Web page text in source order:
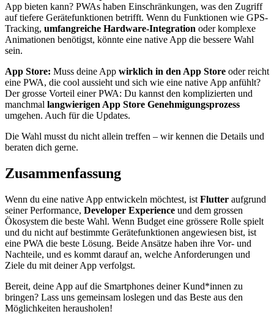
App bieten kann? PWAs haben Einschränkungen, was den Zugriff
auf tiefere Gerätefunktionen betrifft. Wenn du Funktionen wie GPS-
Tracking, umfangreiche Hardware-Integration oder komplexe
Animationen benötigst, könnte eine native App die bessere Wahl
sein.
App Store: Muss deine App wirklich in den App Store oder reicht
eine PWA, die cool aussieht und sich wie eine native App anfühlt?
Der grosse Vorteil einer PWA: Du kannst den komplizierten und
manchmal langwierigen App Store Genehmigungsprozess
umgehen. Auch für die Updates.
Die Wahl musst du nicht allein treffen – wir kennen die Details und
beraten dich gerne.
Zusammenfassung
Wenn du eine native App entwickeln möchtest, ist Flutter aufgrund
seiner Performance, Developer Experience und dem grossen
Ökosystem die beste Wahl. Wenn Budget eine grössere Rolle spielt
und du nicht auf bestimmte Gerätefunktionen angewiesen bist, ist
eine PWA die beste Lösung. Beide Ansätze haben ihre Vor- und
Nachteile, und es kommt darauf an, welche Anforderungen und
Ziele du mit deiner App verfolgst.
Bereit, deine App auf die Smartphones deiner Kund*innen zu
bringen? Lass uns gemeinsam loslegen und das Beste aus den
Möglichkeiten herausholen!